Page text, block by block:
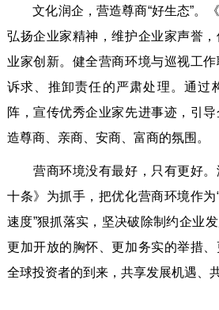
文化润企，营造尊商“好生态”。
弘扬企业家精神，维护企业家声誉
业家创新。健全营商环境与巡视工
诉求、推卸责任的严肃处理。通过
阵，宣传优秀企业家先进事迹，引
造尊商、亲商、安商、富商的氛围。
营商环境没有最好，只有更好。
十条》为抓手，把优化营商环境作为
速度”狠抓落实，坚决破除制约企业
更加开放的胸怀、更加务实的举措
全球投资者的到来，共享发展机遇、